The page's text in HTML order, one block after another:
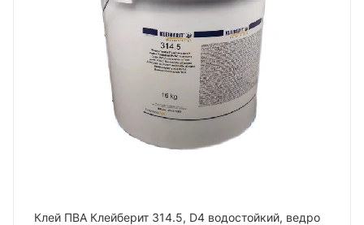
Клей ПВА Клейберит 314.5, D4 водостойкий, ведро